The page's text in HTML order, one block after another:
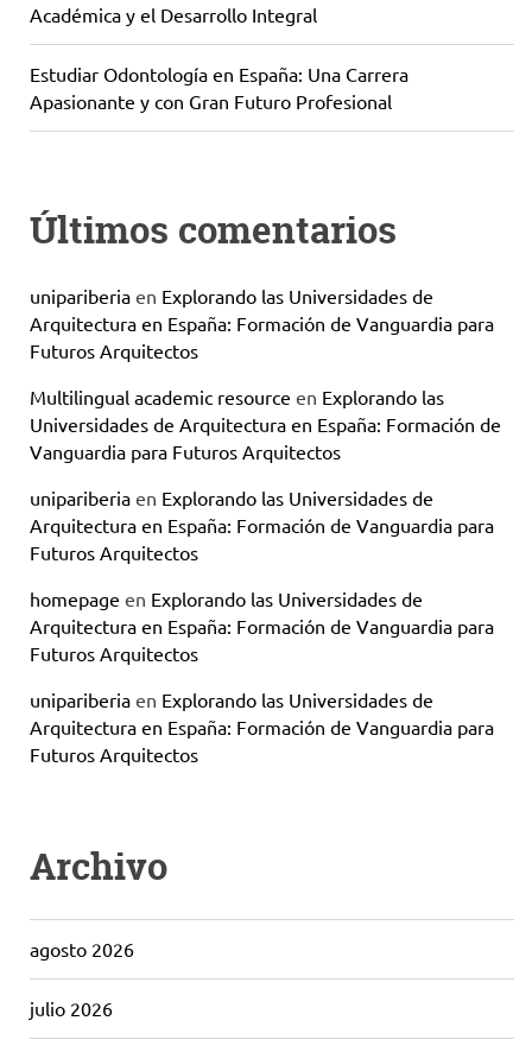
Académica y el Desarrollo Integral
Estudiar Odontología en España: Una Carrera
Apasionante y con Gran Futuro Profesional
Últimos comentarios
unipariberia en Explorando las Universidades de
Arquitectura en España: Formación de Vanguardia para
Futuros Arquitectos
Multilingual academic resource en Explorando las
Universidades de Arquitectura en España: Formación de
Vanguardia para Futuros Arquitectos
unipariberia en Explorando las Universidades de
Arquitectura en España: Formación de Vanguardia para
Futuros Arquitectos
homepage en Explorando las Universidades de
Arquitectura en España: Formación de Vanguardia para
Futuros Arquitectos
unipariberia en Explorando las Universidades de
Arquitectura en España: Formación de Vanguardia para
Futuros Arquitectos
Archivo
agosto 2026
julio 2026